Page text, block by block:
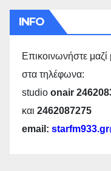
INFO
Επικοινωνήστε μαζί
στα τηλέφωνα:
studio onair
και 2462087275
email: